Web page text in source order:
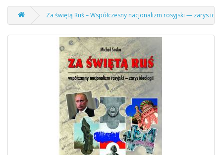
Za świętą Ruś – Współczesny nacjonalizm rosyjski — zarys